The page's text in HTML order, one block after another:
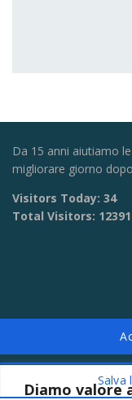
Diamo valore
Da 15 anni aiutiamo
migliorare giorno
Visitors Today: 34
Total Visitors: 12391